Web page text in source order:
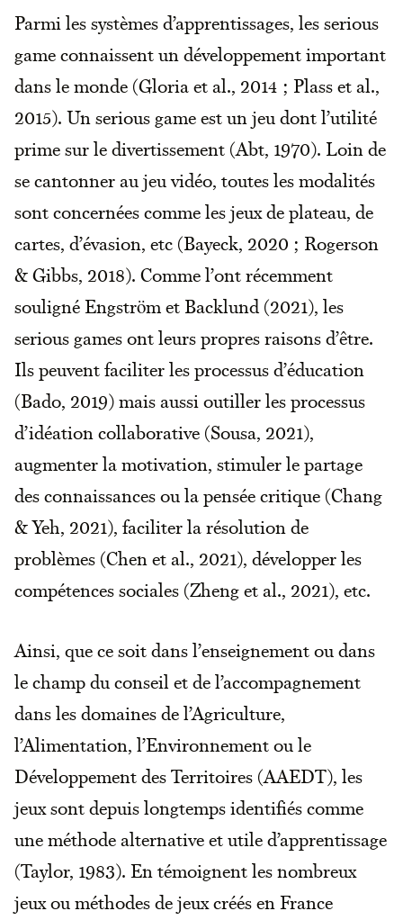
Parmi les systèmes d’apprentissages, les serious
game connaissent un développement important
dans le monde (Gloria et al., 2014 ; Plass et al.,
2015). Un serious game est un jeu dont l’utilité
prime sur le divertissement (Abt, 1970). Loin de
se cantonner au jeu vidéo, toutes les modalités
sont concernées comme les jeux de plateau, de
cartes, d’évasion, etc (Bayeck, 2020 ; Rogerson
& Gibbs, 2018). Comme l’ont récemment
souligné Engström et Backlund (2021), les
serious games ont leurs propres raisons d’être.
Ils peuvent faciliter les processus d’éducation
(Bado, 2019) mais aussi outiller les processus
d’idéation collaborative (Sousa, 2021),
augmenter la motivation, stimuler le partage
des connaissances ou la pensée critique (Chang
& Yeh, 2021), faciliter la résolution de
problèmes (Chen et al., 2021), développer les
compétences sociales (Zheng et al., 2021), etc.
Ainsi, que ce soit dans l’enseignement ou dans
le champ du conseil et de l’accompagnement
dans les domaines de l’Agriculture,
l’Alimentation, l’Environnement ou le
Développement des Territoires (AAEDT), les
jeux sont depuis longtemps identifiés comme
une méthode alternative et utile d’apprentissage
(Taylor, 1983). En témoignent les nombreux
jeux ou méthodes de jeux créés en France